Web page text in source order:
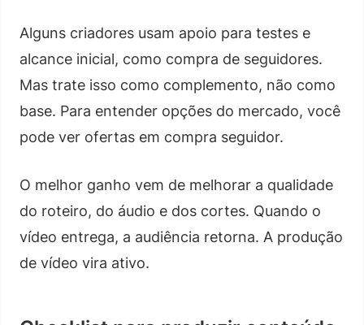
Alguns criadores usam apoio para testes e
alcance inicial, como compra de seguidores.
Mas trate isso como complemento, não como
base. Para entender opções do mercado, você
pode ver ofertas em compra seguidor.
O melhor ganho vem de melhorar a qualidade
do roteiro, do áudio e dos cortes. Quando o
vídeo entrega, a audiência retorna. A produção
de vídeo vira ativo.